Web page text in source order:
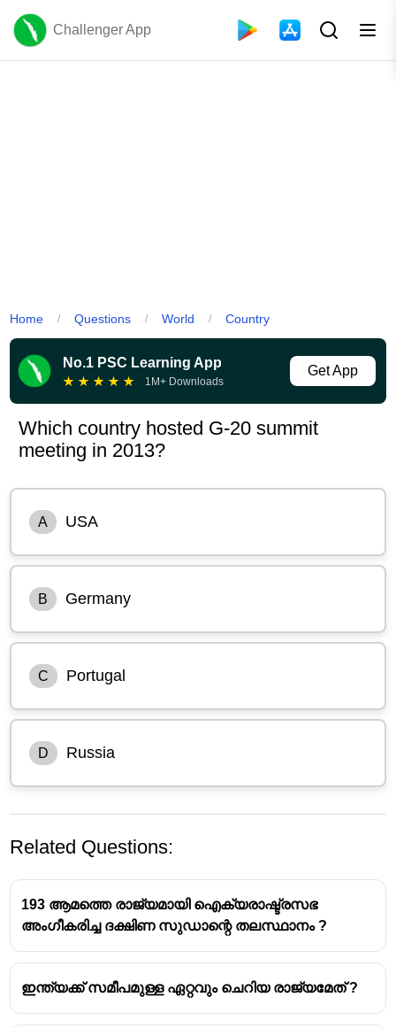
Challenger App
Home / Questions / World / Country
No.1 PSC Learning App
★ ★ ★ ★ ★ 1M+ Downloads
Get App
Which country hosted G-20 summit
meeting in 2013?
A USA
B Germany
C Portugal
D Russia
Related Questions:
193 ആമത്തെ രാജ്യമായി ഐക്യരാഷ്ട്രസഭ
അംഗീകരിച്ച ദക്ഷിണ സുഡാന്റെ തലസ്ഥാനം ?
ഇന്ത്യക്ക് സമീപമുള്ള ഏറ്റവും ചെറിയ രാജ്യമേത് ?